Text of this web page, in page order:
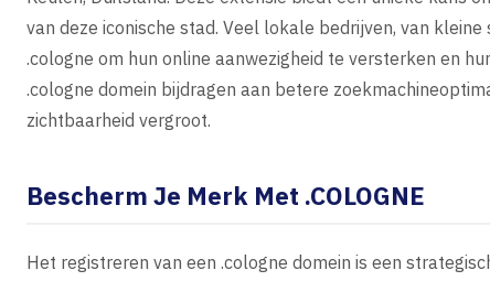
van deze iconische stad. Veel lokale bedrijven, van
.cologne om hun online aanwezigheid te versterken en
.cologne domein bijdragen aan betere
zichtbaarheid vergroot.
Bescherm Je Merk Met .COLOGNE
Het registreren van een .cologne domein is een